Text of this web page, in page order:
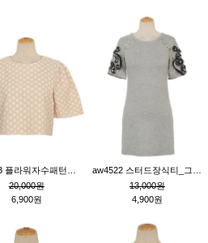
20,000원
6,900원
13,000원
4,900원